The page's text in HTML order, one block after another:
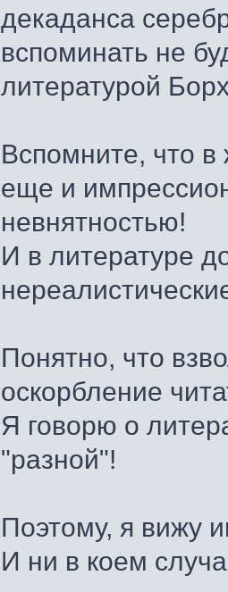
декаданса
вспоминать не
литературой
Вспомните, что в
еще и
невнятностью!
И в литературе
Понятно, что
оскорбление
Я говорю о
"разной"!
Поэтому, я вижу
И ни в коем